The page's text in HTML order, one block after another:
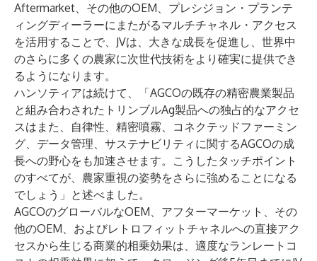
Aftermarket、その他のOEM、プレシジョン・プランテ
ィングディーラーにまたがるマルチチャネル・アクセス
を活用することで、JVは、大きな成長を促進し、世界中
のさらに多くの農家に次世代技術をより確実に提供でき
るようになります。
ハンソティアは続けて、「AGCOの既存の精密農業製品
と組み合わされたトリンブルAg製品への独占的なアクセ
スはまた、自律性、精密噴霧、コネクテッドファーミン
グ、データ管理、サステナビリティに関するAGCOの成
長への野心をも加速させます。こうしたタッチポイント
のすべてが、農家重視の姿勢をさらに強めることになる
でしょう」と述べました。
AGCOのグローバルなOEM、アフターマーケット、その
他のOEM、およびレトロフィットチャネルへの直接アク
セスから生じる商業的相乗効果は、適度なランレートコ